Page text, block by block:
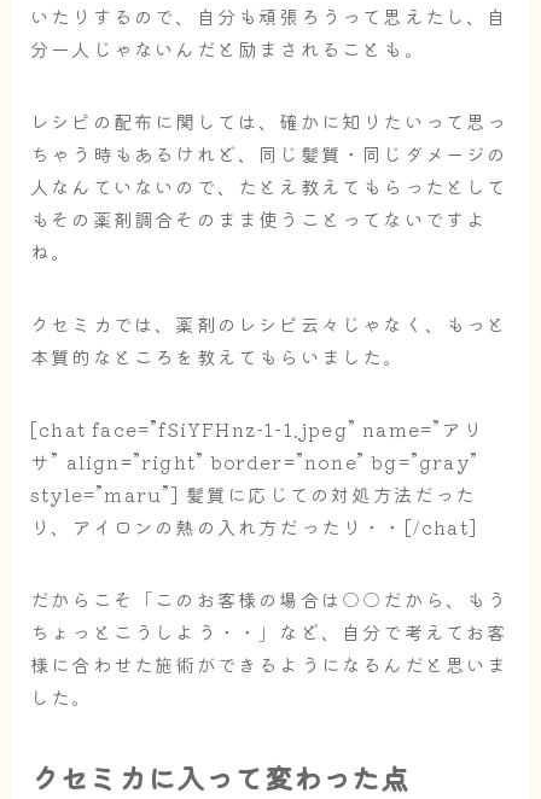
いたりするので、自分も頑張ろうって思えたし、自
分一人じゃないんだと励まされることも。
レシピの配布に関しては、確かに知りたいって思っ
ちゃう時もあるけれど、同じ髪質・同じダメージの
人なんていないので、たとえ教えてもらったとして
もその薬剤調合そのまま使うことってないですよ
ね。
クセミカでは、薬剤のレシピ云々じゃなく、もっと
本質的なところを教えてもらいました。
[chat face=”fSiYFHnz-1-1.jpeg” name=”アリ
サ” align=”right” border=”none” bg=”gray”
style=”maru”] 髪質に応じての対処方法だった
り、アイロンの熱の入れ方だったり・・[/chat]
だからこそ「このお客様の場合は○○だから、もう
ちょっとこうしよう・・」など、
自分で考えてお客
様に合わせた施術ができるようになる んだと思いま
した。
クセミカに入って変わった点